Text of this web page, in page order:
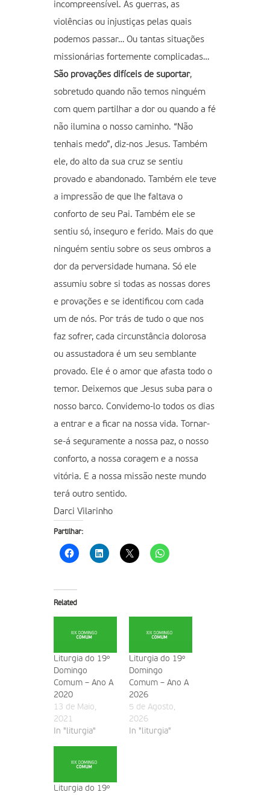
incompreensível. As guerras, as
violências ou injustiças pelas quais
podemos passar… Ou tantas situações
missionárias fortemente complicadas…
São provações difíceis de suportar,
sobretudo quando não temos ninguém
com quem partilhar a dor ou quando a fé
não ilumina o nosso caminho. “Não
tenhais medo”, diz-nos Jesus. Também
ele, do alto da sua cruz se sentiu
provado e abandonado. Também ele teve
a impressão de que lhe faltava o
conforto de seu Pai. Também ele se
sentiu só, inseguro e ferido. Mais do que
ninguém sentiu sobre os seus ombros a
dor da perversidade humana. Só ele
assumiu sobre si todas as nossas dores
e provações e se identificou com cada
um de nós. Por trás de tudo o que nos
faz sofrer, cada circunstância dolorosa
ou assustadora é um seu semblante
provado. Ele é o amor que afasta todo o
temor. Deixemos que Jesus suba para o
nosso barco. Convidemo-lo todos os dias
a entrar e a ficar na nossa vida. Tornar-
se-á seguramente a nossa paz, o nosso
conforto, a nossa coragem e a nossa
vitória. E a nossa missão neste mundo
terá outro sentido.
Darci Vilarinho
Partilhar:
Related
Liturgia do 19º
Domingo
Comum – Ano A
2020
13 de Maio,
2021
In "liturgia"
Liturgia do 19º
Domingo
Comum – Ano A
2026
5 de Agosto,
2026
In "liturgia"
Liturgia do 19º